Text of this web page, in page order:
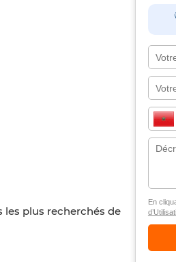
les plus recherchés de
En